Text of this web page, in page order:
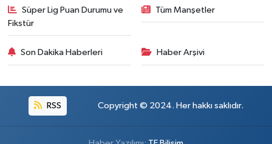
Süper Lig Puan Durumu ve
Fikstür
Tüm Manşetler
Son Dakika Haberleri Haber Arşivi
RSS Copyright © 2024. Her hakkı saklıdır.